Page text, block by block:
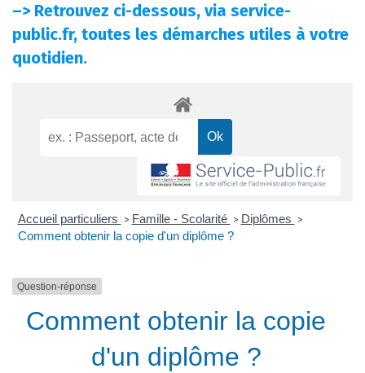
–> Retrouvez ci-dessous, via service-
public.fr, toutes les démarches utiles à votre
quotidien.
Accueil particuliers > Famille - Scolarité > Diplômes >
Comment obtenir la copie d'un diplôme ?
Question-réponse
Comment obtenir la copie
d'un diplôme ?